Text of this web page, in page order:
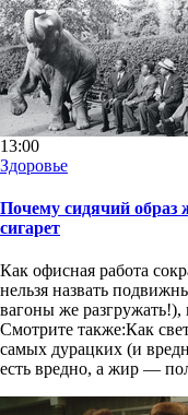
13:00
Здоровье
Почему сидячий образ
сигарет
Как офисная работа
нельзя назвать
вагоны же разгружать!),
Смотрите также:Как
самых дурацких (и
есть вредно, а жир —